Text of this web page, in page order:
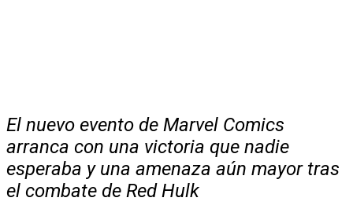
El nuevo evento de Marvel Comics
arranca con una victoria que nadie
esperaba y una amenaza aún mayor tras
el combate de Red Hulk